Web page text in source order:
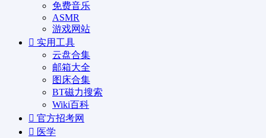
免费音乐
ASMR
游戏网站
实用工具
云盘合集
邮箱大全
图床合集
BT磁力搜索
Wiki百科
官方招考网
医学